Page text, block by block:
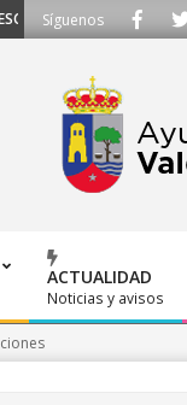
- Llámanos al
Síguenos
ACTUALIDAD
Noticias y avisos